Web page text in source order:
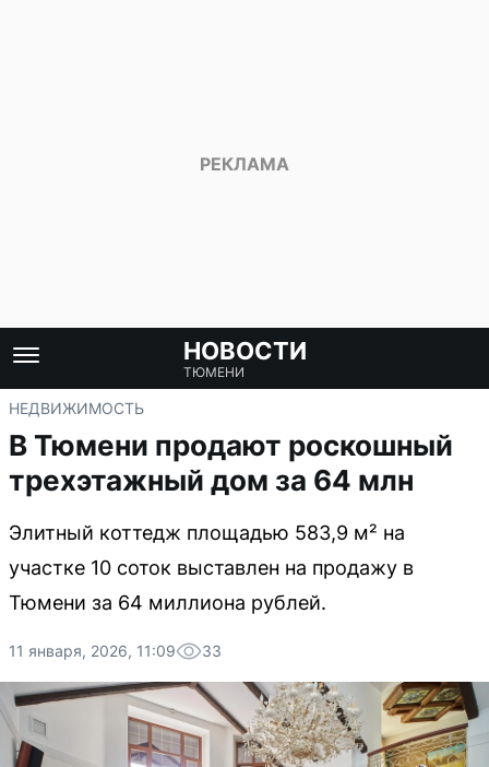
НОВОСТИ
ТЮМЕНИ
НЕДВИЖИМОСТЬ
В Тюмени продают роскошный
трехэтажный дом за 64 млн
Элитный коттедж площадью 583,9 м² на
участке 10 соток выставлен на продажу в
Тюмени за 64 миллиона рублей.
11 января, 2026, 11:09 33